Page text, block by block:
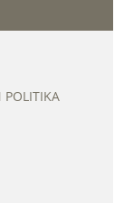
POLITIKA